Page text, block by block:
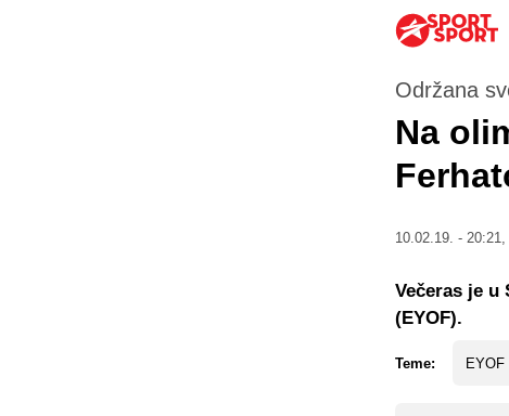
Održana
Na
10.02.19. - 20:21,
Teme: EYOF
Večeras je
(EYOF).